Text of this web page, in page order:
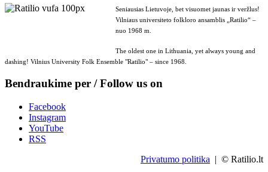
Seniausias Lietuvoje, bet visuomet jaunas ir veržlus!
Vilniaus universiteto folkloro ansamblis „Ratilio“ –
nuo 1968 m.
The oldest one in Lithuania, yet always young and
dashing! Vilnius University Folk Ensemble "Ratilio" – since 1968.
Bendraukime per / Follow us on
Facebook
Instagram
YouTube
RSS
Privatumo politika | © Ratilio.lt